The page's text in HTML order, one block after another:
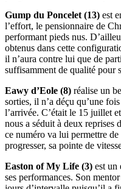
Gump du Poncelet (13) est
l’effort, le pensionnaire de
performant pieds nus.
obtenus dans cette
il n’aura contre lui que de
suffisamment de qualité pour
Eawy d’Eole (8) réalise un
sorties, il n’a déçu qu’une
l’arrivée. C’était le 15 juillet
nous a séduit à deux reprises
ce numéro va lui permettre
progresser, sa pointe de
Easton of My Life (3) est un
ses performances. Son